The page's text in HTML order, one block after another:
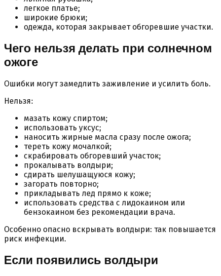
легкое платье;
широкие брюки;
одежда, которая закрывает обгоревшие участки.
Чего нельзя делать при солнечном
ожоге
Ошибки могут замедлить заживление и усилить боль.
Нельзя:
мазать кожу спиртом;
использовать уксус;
наносить жирные масла сразу после ожога;
тереть кожу мочалкой;
скрабировать обгоревший участок;
прокалывать волдыри;
сдирать шелушащуюся кожу;
загорать повторно;
прикладывать лед прямо к коже;
использовать средства с лидокаином или
бензокаином без рекомендации врача.
Особенно опасно вскрывать волдыри: так повышается
риск инфекции.
Если появились волдыри